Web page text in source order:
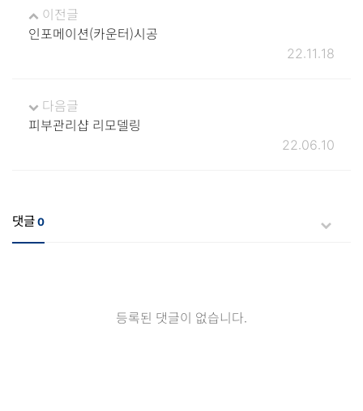
이전글
인포메이션(카운터)시공
22.11.18
다음글
피부관리샵 리모델링
22.06.10
댓글0
등록된 댓글이 없습니다.